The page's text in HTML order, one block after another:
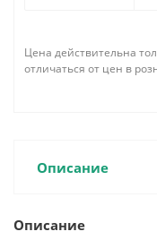
Цена действительна
отличаться от цен в
Описание
Описание